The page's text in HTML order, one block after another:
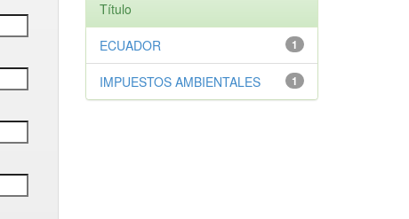
Título
1
ECUADOR
1
IMPUESTOS AMBIENTALES